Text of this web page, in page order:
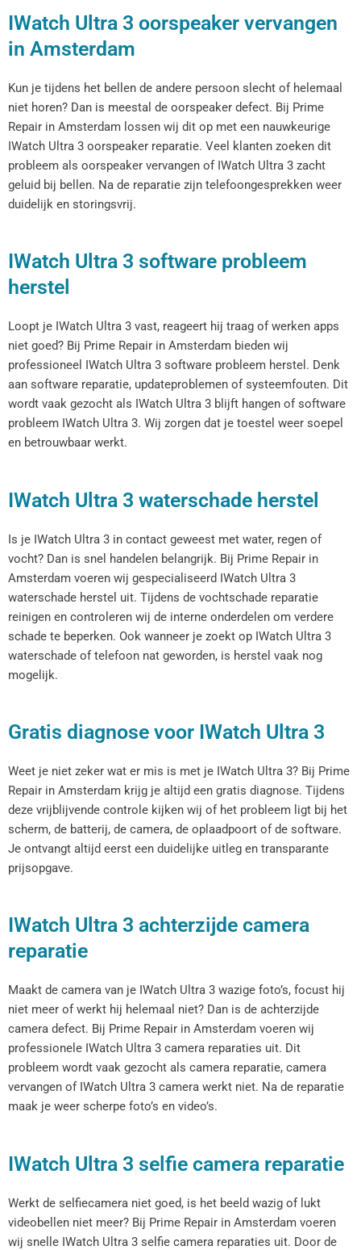
IWatch Ultra 3 oorspeaker vervangen
in Amsterdam
Kun je tijdens het bellen de andere persoon slecht of helemaal
niet horen? Dan is meestal de oorspeaker defect. Bij Prime
Repair in Amsterdam lossen wij dit op met een nauwkeurige
IWatch Ultra 3 oorspeaker reparatie. Veel klanten zoeken dit
probleem als oorspeaker vervangen of IWatch Ultra 3 zacht
geluid bij bellen. Na de reparatie zijn telefoongesprekken weer
duidelijk en storingsvrij.
IWatch Ultra 3 software probleem
herstel
Loopt je IWatch Ultra 3 vast, reageert hij traag of werken apps
niet goed? Bij Prime Repair in Amsterdam bieden wij
professioneel IWatch Ultra 3 software probleem herstel. Denk
aan software reparatie, updateproblemen of systeemfouten. Dit
wordt vaak gezocht als IWatch Ultra 3 blijft hangen of software
probleem IWatch Ultra 3. Wij zorgen dat je toestel weer soepel
en betrouwbaar werkt.
IWatch Ultra 3 waterschade herstel
Is je IWatch Ultra 3 in contact geweest met water, regen of
vocht? Dan is snel handelen belangrijk. Bij Prime Repair in
Amsterdam voeren wij gespecialiseerd IWatch Ultra 3
waterschade herstel uit. Tijdens de vochtschade reparatie
reinigen en controleren wij de interne onderdelen om verdere
schade te beperken. Ook wanneer je zoekt op IWatch Ultra 3
waterschade of telefoon nat geworden, is herstel vaak nog
mogelijk.
Gratis diagnose voor IWatch Ultra 3
Weet je niet zeker wat er mis is met je IWatch Ultra 3? Bij Prime
Repair in Amsterdam krijg je altijd een gratis diagnose. Tijdens
deze vrijblijvende controle kijken wij of het probleem ligt bij het
scherm, de batterij, de camera, de oplaadpoort of de software.
Je ontvangt altijd eerst een duidelijke uitleg en transparante
prijsopgave.
IWatch Ultra 3 achterzijde camera
reparatie
Maakt de camera van je IWatch Ultra 3 wazige foto’s, focust hij
niet meer of werkt hij helemaal niet? Dan is de achterzijde
camera defect. Bij Prime Repair in Amsterdam voeren wij
professionele IWatch Ultra 3 camera reparaties uit. Dit
probleem wordt vaak gezocht als camera reparatie, camera
vervangen of IWatch Ultra 3 camera werkt niet. Na de reparatie
maak je weer scherpe foto’s en video’s.
IWatch Ultra 3 selfie camera reparatie
Werkt de selfiecamera niet goed, is het beeld wazig of lukt
videobellen niet meer? Bij Prime Repair in Amsterdam voeren
wij snelle IWatch Ultra 3 selfie camera reparaties uit. Door de